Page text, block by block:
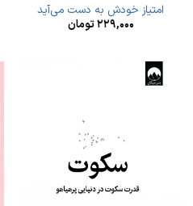
امتیاز خودش به دست می‌آید
۲۲۹,۰۰۰تومان